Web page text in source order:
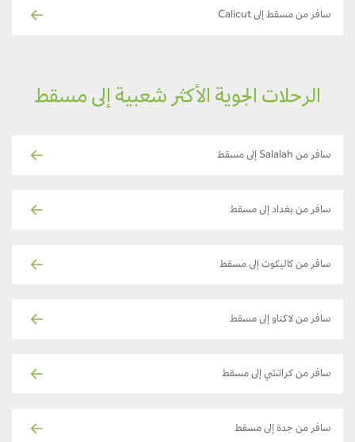
سافر من مسقط إلى Calicut
الرحلات الجوية الأكثر شعبية إلى مسقط
سافر من Salalah إلى مسقط
سافر من بغداد إلى مسقط
سافر من كاليكوت إلى مسقط
سافر من لاكناو إلى مسقط
سافر من كراتشي إلى مسقط
سافر من جدة إلى مسقط